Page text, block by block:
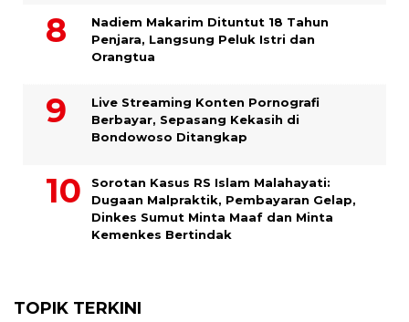
​Nadiem Makarim Dituntut 18 Tahun
Penjara, Langsung Peluk Istri dan
Orangtua
Live Streaming Konten Pornografi
Berbayar, Sepasang Kekasih di
Bondowoso Ditangkap
Sorotan Kasus RS Islam Malahayati:
Dugaan Malpraktik, Pembayaran Gelap,
Dinkes Sumut Minta Maaf dan Minta
Kemenkes Bertindak
TOPIK TERKINI